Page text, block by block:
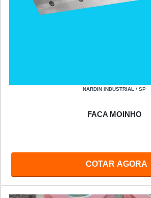
NARDIN INDUSTRIAL / SP
FACA MOINHO
COTAR AGORA